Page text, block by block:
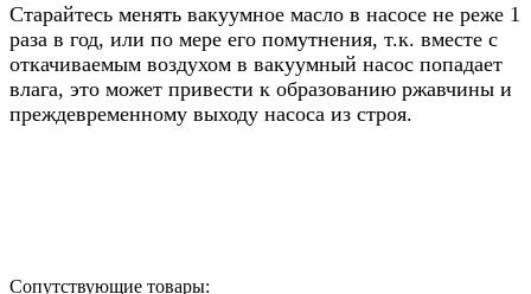
Старайтесь менять вакуумное масло в насосе не реже 1
раза в год, или по мере его помутнения, т.к. вместе с
откачиваемым воздухом в вакуумный насос попадает
влага, это может привести к образованию ржавчины и
преждевременному выходу насоса из строя.
Сопутствующие товары: